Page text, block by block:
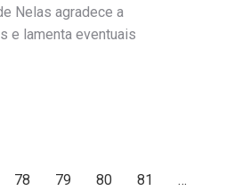
Nelas agradece a
e lamenta eventuais
78 79 80 81
…